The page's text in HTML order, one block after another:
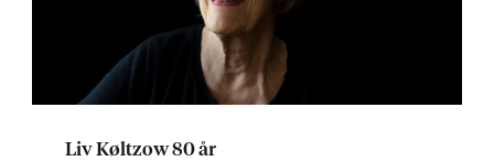
Liv Køltzow 80 år